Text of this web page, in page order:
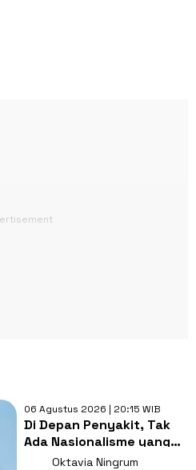
06 Agustus 2026 | 20:15 WIB
Di Depan Penyakit, Tak
Ada Nasionalisme yang
Lebih Penting dari
Oktavia Ningrum